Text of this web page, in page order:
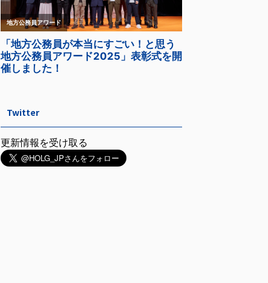
Twitter
更新情報を受け取る